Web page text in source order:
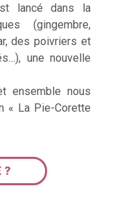
lancé dans la
(gingembre,
des poivriers et
une nouvelle
ensemble nous
« La Pie-Corette
?